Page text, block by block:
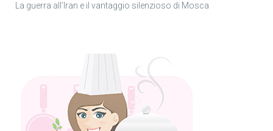
La guerra all’Iran e il vantaggio silenzioso di Mosca